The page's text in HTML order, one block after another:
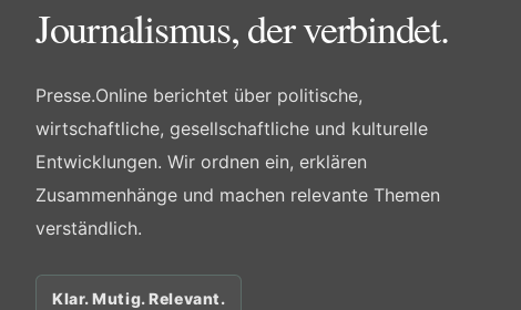
Journalismus, der verbindet.
Presse.Online berichtet über politische,
wirtschaftliche, gesellschaftliche und kulturelle
Entwicklungen. Wir ordnen ein, erklären
Zusammenhänge und machen relevante Themen
verständlich.
Klar. Mutig. Relevant.